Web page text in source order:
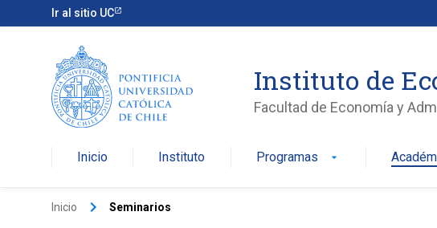
Ir al sitio UC
Instituto de
Facultad de Economía y
Inicio Instituto Programas arrow_drop_down
Inicio keyboard_arrow_right Seminarios